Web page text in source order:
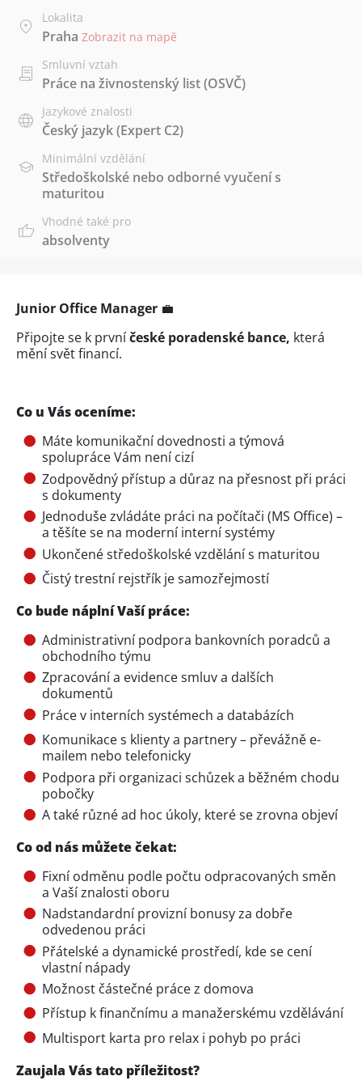
Lokalita
Praha Zobrazit na mapě
Smluvní vztah
Práce na živnostenský list (OSVČ)
Jazykové znalosti
Český jazyk(Expert C2)
Minimální vzdělání
Středoškolské nebo odborné vyučení s
maturitou
Vhodné také pro
absolventy
Junior Office Manager 💼
Připojte se k prvníčeské poradenské bance, která
mění svět financí.
Co u Vás oceníme:
Máte komunikační dovednosti a týmová
spolupráce Vám není cizí
Zodpovědný přístup a důraz na přesnost při práci
s dokumenty
Jednoduše zvládáte práci na počítači (MS Office) –
a těšíte se na moderní interní systémy
Ukončené středoškolské vzdělání s maturitou
Čistý trestní rejstřík je samozřejmostí
Co bude náplní Vaší práce:
Administrativní podpora bankovních poradců a
obchodního týmu
Zpracování a evidence smluv a dalších
dokumentů
Práce v interních systémech a databázích
Komunikace s klienty a partnery – převážně e-
mailem nebo telefonicky
Podpora při organizaci schůzek a běžném chodu
pobočky
A také různé ad hoc úkoly, které se zrovna objeví
Co od nás můžete čekat:
Fixní odměnu podle počtu odpracovaných směn
a Vaší znalosti oboru
Nadstandardní provizní bonusy za dobře
odvedenou práci
Přátelské a dynamické prostředí, kde se cení
vlastní nápady
Možnost částečné práce z domova
Přístup k finančnímu a manažerskému vzdělávání
Multisport karta pro relax i pohyb po práci
Zaujala Vás tato příležitost?